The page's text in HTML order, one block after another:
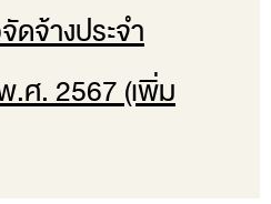
จ้างประจำ
ศ. 2567 (เพิ่ม